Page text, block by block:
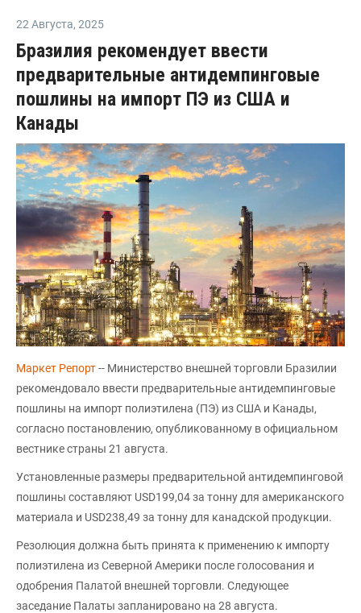
22 Августа, 2025
Бразилия рекомендует ввести
предварительные антидемпинговые
пошлины на импорт ПЭ из США и
Канады
Маркет Репорт-- Министерство внешней торговли Бразилии
рекомендовало ввести предварительные антидемпинговые
пошлины на импорт полиэтилена (ПЭ) из США и Канады,
согласно постановлению, опубликованному в официальном
вестнике страны 21 августа.
Установленные размеры предварительной антидемпинговой
пошлины составляют USD199,04 за тонну для американского
материала и USD238,49 за тонну для канадской продукции.
Резолюция должна быть принята к применению к импорту
полиэтилена из Северной Америки после голосования и
одобрения Палатой внешней торговли. Следующее
заседание Палаты запланировано на 28 августа.